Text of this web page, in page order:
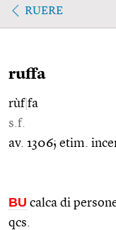
RUERE
ruffa
rùf|fa
s.f.
av. 1306; etim.
BU calca di
qcs.